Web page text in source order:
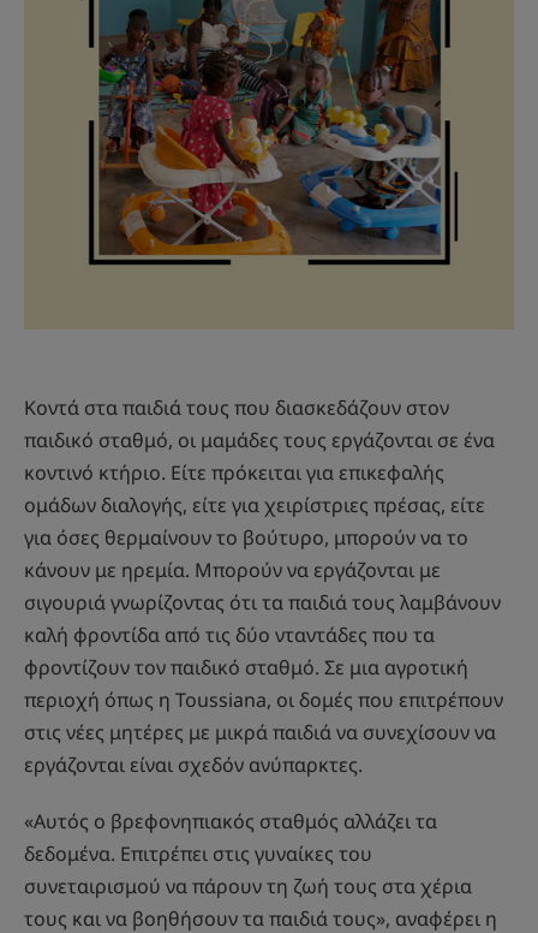
Κοντά στα παιδιά τους που διασκεδάζουν στον
παιδικό σταθμό, οι μαμάδες τους εργάζονται σε ένα
κοντινό κτήριο. Είτε πρόκειται για επικεφαλής
ομάδων διαλογής, είτε για χειρίστριες πρέσας, είτε
για όσες θερμαίνουν το βούτυρο, μπορούν να το
κάνουν με ηρεμία. Μπορούν να εργάζονται με
σιγουριά γνωρίζοντας ότι τα παιδιά τους λαμβάνουν
καλή φροντίδα από τις δύο νταντάδες που τα
φροντίζουν τον παιδικό σταθμό. Σε μια αγροτική
περιοχή όπως η Toussiana, οι δομές που επιτρέπουν
στις νέες μητέρες με μικρά παιδιά να συνεχίσουν να
εργάζονται είναι σχεδόν ανύπαρκτες.
«Αυτός ο βρεφονηπιακός σταθμός αλλάζει τα
δεδομένα. Επιτρέπει στις γυναίκες του
συνεταιρισμού να πάρουν τη ζωή τους στα χέρια
τους και να βοηθήσουν τα παιδιά τους», αναφέρει η